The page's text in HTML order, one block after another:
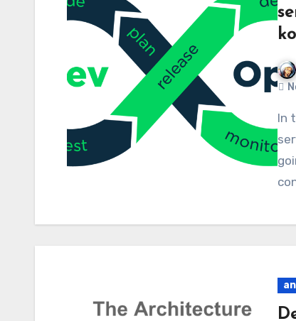
In this video we keep working in deploying Minecraft